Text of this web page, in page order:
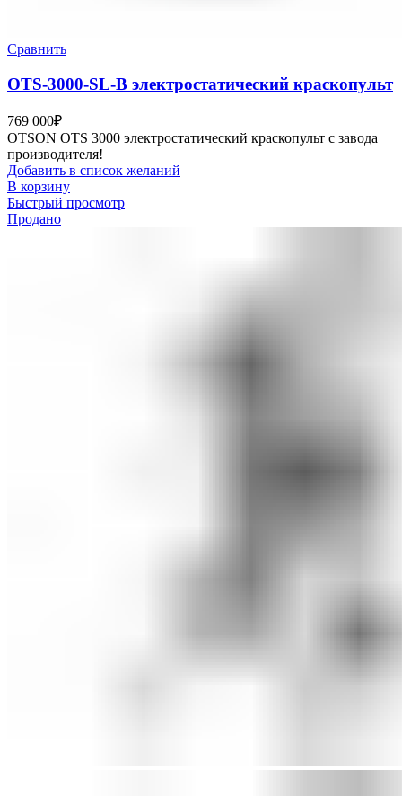
Сравнить
OTS-3000-SL-B электростатический краскопульт
769 000₽
OTSON OTS 3000 электростатический краскопульт с завода
производителя!
Добавить в список желаний
В корзину
Быстрый просмотр
Продано